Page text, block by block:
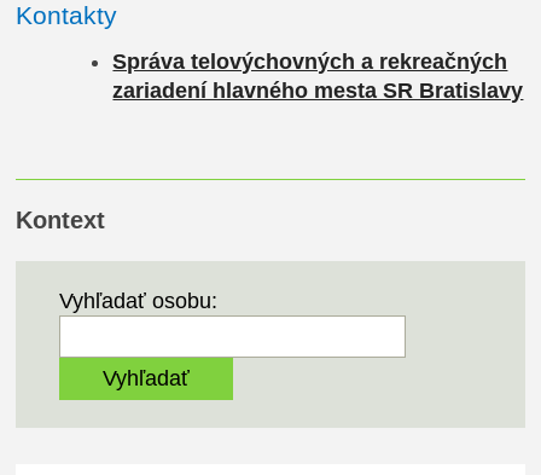
Kontakty
Správa telovýchovných a rekreačných
zariadení hlavného mesta SR Bratislavy
Kontext
Vyhľadať osobu: